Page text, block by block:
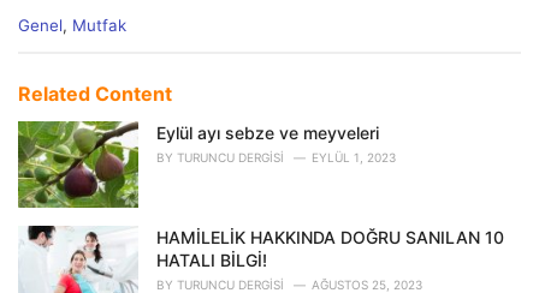
C
e
o
r
i
e
Genel, Mutfak
Related Content
Eylül ayı sebze ve meyveleri
BY TURUNCU DERGISI EYLÜL 1, 2023
HAMİLELİK HAKKINDA DOĞRU SANILAN 10
HATALI BİLGİ!
BY TURUNCU DERGISI AĞUSTOS 25, 2023